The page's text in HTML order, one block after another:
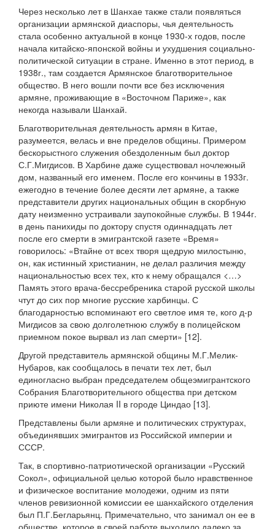
Через несколько лет в Шанхае также стали появляться
организации армянской диаспоры, чья деятельность
стала особенно актуальной в конце 1930-х годов, после
начала китайско-японской войны и ухудшения социально-
политической ситуации в стране. Именно в этот период, в
1938г., там создается Армянское благотворительное
общество. В него вошли почти все без исключения
армяне, проживающие в «Восточном Париже», как
некогда называли Шанхай.
Благотворительная деятельность армян в Китае,
разумеется, велась и вне пределов общины. Примером
бескорыстного служения обездоленным был доктор
С.Г.Мигдисов. В Харбине даже существовал ночлежный
дом, названный его именем. После его кончины в 1933г.
ежегодно в течение более десяти лет армяне, а также
представители других национальных общин в скорбную
дату неизменно устраивали заупокойные службы. В 1944г.
в день панихиды по доктору спустя одиннадцать лет
после его смерти в эмигрантской газете «Время»
говорилось: «Втайне от всех творя щедрую милостыню,
он, как истинный христианин, не делал различия между
национальностью всех тех, кто к нему обращался <…>
Память этого врача-бессребреника старой русской школы
чтут до сих пор многие русские харбинцы. С
благодарностью вспоминают его светлое имя те, кого д-р
Мигдисов за свою долголетнюю службу в полицейском
приемном покое вырвал из лап смерти» [12].
Другой представитель армянской общины М.Г.Мелик-
Нубаров, как сообщалось в печати тех лет, был
единогласно выбран председателем общеэмигрантского
Собрания Благотворительного общества при детском
приюте имени Николая II в городе Циндао [13].
Представлены были армяне и политических структурах,
объединявших эмигрантов из Российской империи и
СССР.
Так, в спортивно-патриотической организации «Русский
Сокол», официальной целью которой было нравственное
и физическое воспитание молодежи, одним из пяти
членов ревизионной комиссии ее шанхайского отделения
был П.Г.Бегларьянц. Примечательно, что занимал он ее в